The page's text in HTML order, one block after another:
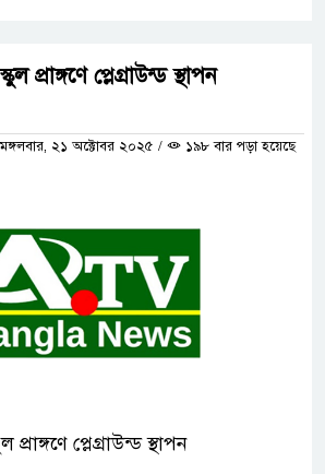
প্রাঙ্গণে প্লেগ্রাউন্ড স্থাপন
২১ অক্টোবর ২০২৫ / ১৯৮ বার পড়া হয়েছে
প্লেগ্রাউন্ড স্থাপন